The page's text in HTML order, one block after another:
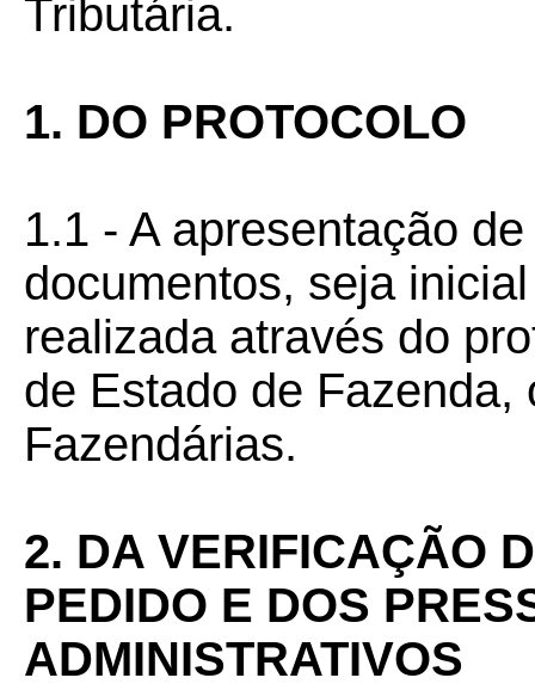
Tributária.
1. DO PROTOCOLO
1.1 - A apresentação
documentos, seja
realizada através do
de Estado de
Fazendárias.
2. DA VERIFICAÇÃO
PEDIDO E DOS
ADMINISTRATIVOS